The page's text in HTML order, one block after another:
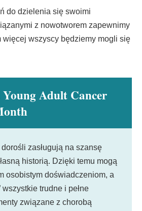
do dzielenia się swoimi
z nowotworem zapewnimy
więcej wszyscy będziemy mogli się
Young Adult Cancer
dorośli zasługują na szansę
historią. Dzięki temu mogą
osobistym doświadczeniom, a
wszystkie trudne i pełne
związane z chorobą